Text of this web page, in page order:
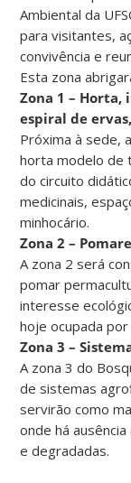
Ambiental da
para visitantes,
convivência e
Esta zona
Zona 1 –
espiral de
Próxima à sede,
horta modelo de
do circuito
medicinais,
minhocário.
Zona 2 –
A zona 2 será
pomar
interesse
hoje ocupada
Zona 3 –
A zona 3 do
de sistemas
servirão como
onde há
e degradadas.